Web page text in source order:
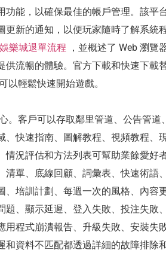
功能，以確保最佳的帳戶管理。該平
更新的通知，以便玩家隨時了解系統
樂城退單流程 ，並概述了 Web 瀏覽
流暢的體驗。官方下載和快速下載
以輕鬆快速開始遊戲。
。客戶可以存取鄰里管道、公告管道
、快速指南、圖解教程、視頻教程、
情況評估和方法列表可幫助業餘愛好
清單、底線回顧、詞彙表、快速術語
、培訓計劃、每週一次的風格、內容
題、顯示延遲、登入失敗、投注失敗
用程式崩潰報告、升級失敗、安裝失
資料不匹配都透過詳細的故障排除